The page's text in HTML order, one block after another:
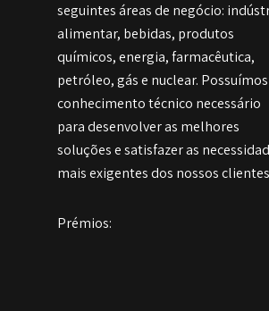
seguintes áreas de negócio:
alimentar, bebidas, produtos
químicos, energia, farmacêutica,
petróleo, gás e nuclear.
conhecimento técnico necessário
para desenvolver as melhores
soluções e satisfazer as
mais exigentes dos nossos
Prémios: